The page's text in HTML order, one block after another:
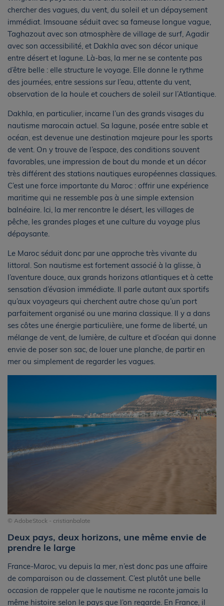
chercher des vagues, du vent, du soleil et un dépaysement
immédiat. Imsouane séduit avec sa fameuse longue vague,
Taghazout avec son atmosphère de village de surf, Agadir
avec son accessibilité, et Dakhla avec son décor unique
entre désert et lagune. Là-bas, la mer ne se contente pas
d’être belle : elle structure le voyage. Elle donne le rythme
des journées, entre sessions sur l’eau, attente du vent,
observation de la houle et couchers de soleil sur l’Atlantique.
Dakhla, en particulier, incarne l’un des grands visages du
nautisme marocain actuel. Sa lagune, posée entre sable et
océan, est devenue une destination majeure pour les sports
de vent. On y trouve de l’espace, des conditions souvent
favorables, une impression de bout du monde et un décor
très différent des stations nautiques européennes classiques.
C’est une force importante du Maroc : offrir une expérience
maritime qui ne ressemble pas à une simple extension
balnéaire. Ici, la mer rencontre le désert, les villages de
pêche, les grandes plages et une culture du voyage plus
dépaysante.
Le Maroc séduit donc par une approche très vivante du
littoral. Son nautisme est fortement associé à la glisse, à
l’aventure douce, aux grands horizons atlantiques et à cette
sensation d’évasion immédiate. Il parle autant aux sportifs
qu’aux voyageurs qui cherchent autre chose qu’un port
parfaitement organisé ou une marina classique. Il y a dans
ses côtes une énergie particulière, une forme de liberté, un
mélange de vent, de lumière, de culture et d’océan qui donne
envie de poser son sac, de louer une planche, de partir en
mer ou simplement de regarder les vagues.
© AdobeStock - cristianbalate
Deux pays, deux horizons, une même envie de
prendre le large
France-Maroc, vu depuis la mer, n’est donc pas une affaire
de comparaison ou de classement. C’est plutôt une belle
occasion de rappeler que le nautisme ne raconte jamais la
même histoire selon le pays que l’on regarde. En France, il